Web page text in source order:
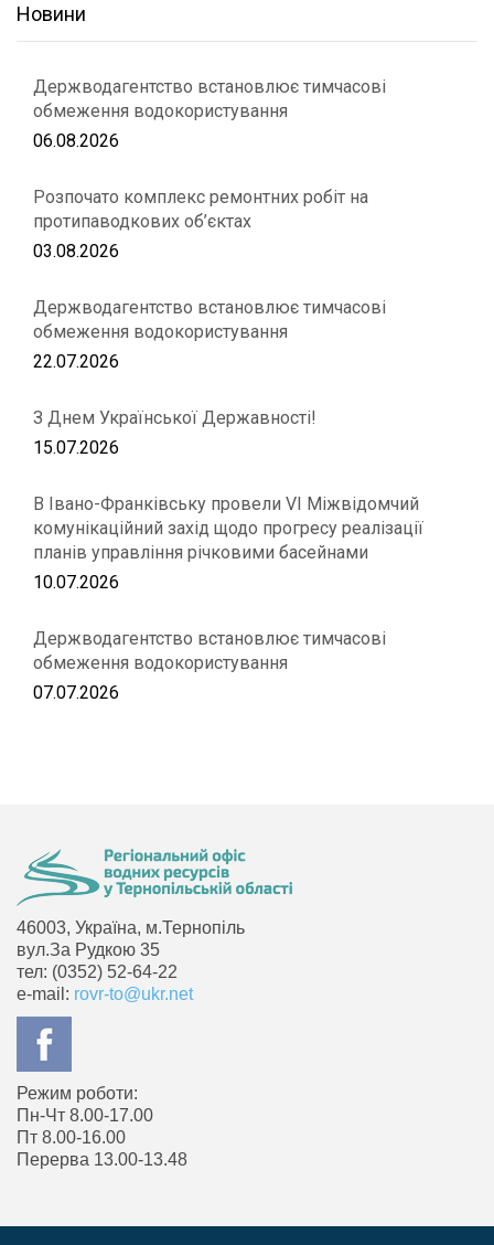
Новини
Держводагентство встановлює тимчасові
обмеження водокористування
06.08.2026
Розпочато комплекс ремонтних робіт на
протипаводкових об’єктах
03.08.2026
Держводагентство встановлює тимчасові
обмеження водокористування
22.07.2026
З Днем Української Державності!
15.07.2026
В Івано-Франківську провели VІ Міжвідомчий
комунікаційний захід щодо прогресу реалізації
планів управління річковими басейнами
10.07.2026
Держводагентство встановлює тимчасові
обмеження водокористування
07.07.2026
46003, Україна, м.Тернопіль
вул.За Рудкою 35
тел: (0352) 52-64-22
e-mail: rovr-to@ukr.net
Режим роботи:
Пн-Чт 8.00-17.00
Пт 8.00-16.00
Перерва 13.00-13.48